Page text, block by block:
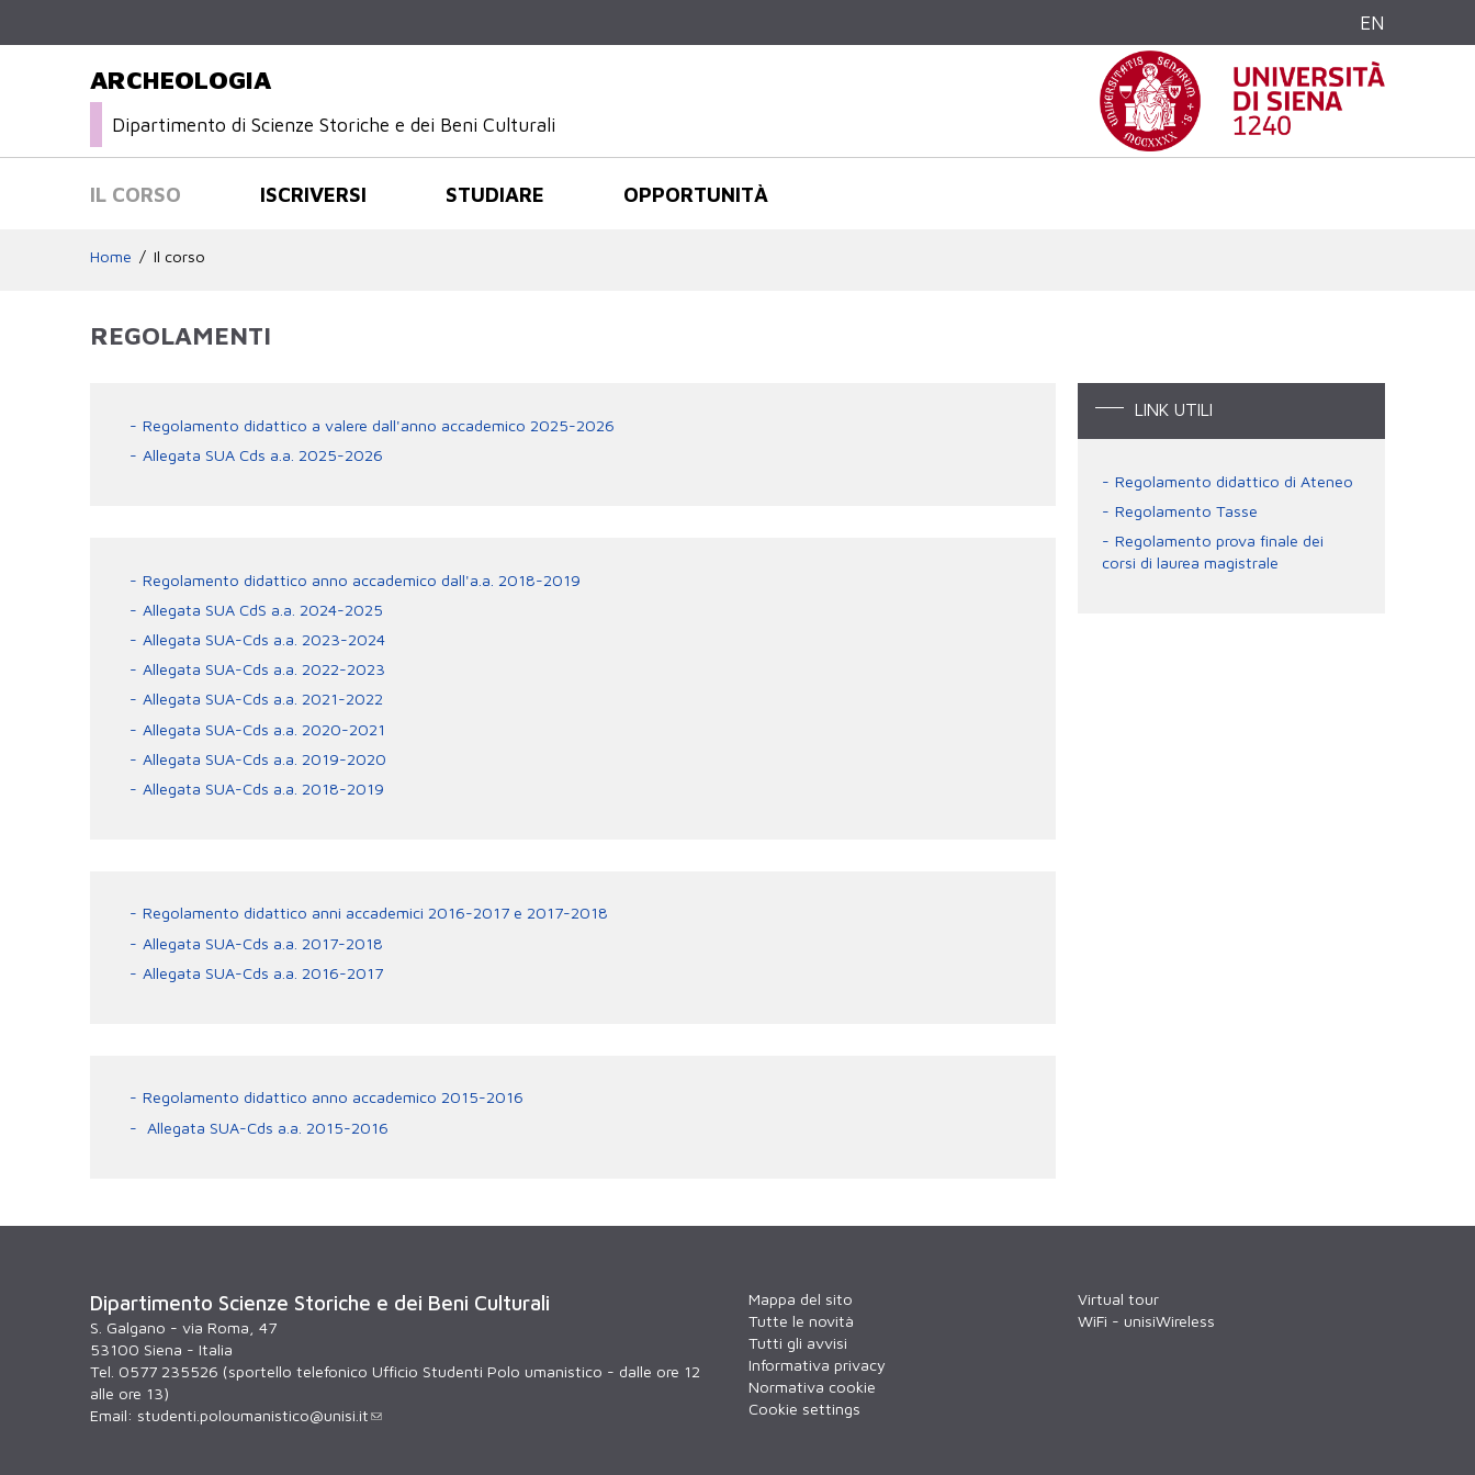
EN
ARCHEOLOGIA
Dipartimento di Scienze Storiche e dei Beni Culturali
IL CORSO ISCRIVERSI STUDIARE OPPORTUNITÀ
Home Il corso
REGOLAMENTI
Regolamento didattico a valere dall'anno accademico 2025-2026
Allegata SUA Cds a.a. 2025-2026
Regolamento didattico anno accademico dall'a.a. 2018-2019
Allegata SUA CdS a.a. 2024-2025
Allegata SUA-Cds a.a. 2023-2024
Allegata SUA-Cds a.a. 2022-2023
Allegata SUA-Cds a.a. 2021-2022
Allegata SUA-Cds a.a. 2020-2021
Allegata SUA-Cds a.a. 2019-2020
Allegata SUA-Cds a.a. 2018-2019
Regolamento didattico anni accademici 2016-2017 e 2017-2018
Allegata SUA-Cds a.a. 2017-2018
Allegata SUA-Cds a.a. 2016-2017
Regolamento didattico anno accademico 2015-2016
Allegata SUA-Cds a.a. 2015-2016
LINK UTILI
Regolamento didattico di Ateneo
Regolamento Tasse
Regolamento prova finale dei
corsi di laurea magistrale
Dipartimento Scienze Storiche e dei Beni Culturali
S. Galgano - via Roma, 47
53100 Siena - Italia
Tel. 0577 235526 (sportello telefonico Ufficio Studenti Polo umanistico - dalle ore 12
alle ore 13)
Email: studenti.poloumanistico@unisi.it
Mappa del sito
Tutte le novità
Tutti gli avvisi
Informativa privacy
Normativa cookie
Cookie settings
Virtual tour
WiFi - unisiWireless